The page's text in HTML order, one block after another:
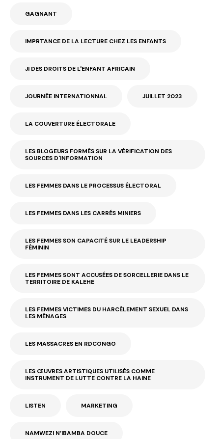
GAGNANT
IMPRTANCE DE LA LECTURE CHEZ LES ENFANTS
JI DES DROITS DE L'ENFANT AFRICAIN
JOURNÉE INTERNATIONNAL JUILLET 2023
LA COUVERTURE ÉLECTORALE
LES BLOGEURS FORMÉS SUR LA VÉRIFICATION DES
SOURCES D'INFORMATION
LES FEMMES DANS LE PROCESSUS ÉLECTORAL
LES FEMMES DANS LES CARRÉS MINIERS
LES FEMMES SON CAPACITÉ SUR LE LEADERSHIP
FÉMININ
LES FEMMES SONT ACCUSÉES DE SORCELLERIE DANS LE
TERRITOIRE DE KALEHE
LES FEMMES VICTIMES DU HARCÈLEMENT SEXUEL DANS
LES MÉNAGES
LES MASSACRES EN RDCONGO
LES ŒUVRES ARTISTIQUES UTILISÉS COMME
INSTRUMENT DE LUTTE CONTRE LA HAINE
LISTEN MARKETING
NAMWEZI N’IBAMBA DOUCE